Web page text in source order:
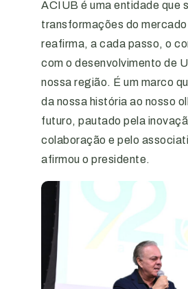
ACIUB é uma entidade que
transformações do mercado
reafirma, a cada passo, o
com o desenvolvimento de
nossa região. É um marco
da nossa história ao nosso
futuro, pautado pela
colaboração e pelo
afirmou o presidente.